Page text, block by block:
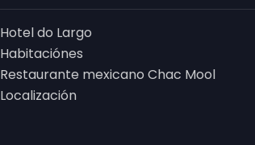
Hotel do Largo
Habitaciónes
Restaurante mexicano Chac Mool
Localización